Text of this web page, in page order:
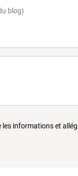
les informations et